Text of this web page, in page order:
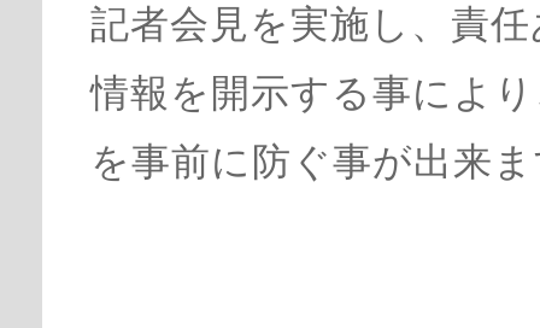
記者会見を実施し、責
情報を開示する事によ
を事前に防ぐ事が出来